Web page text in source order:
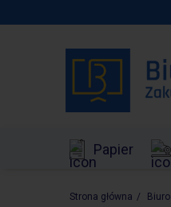
Papier
Strona główna / Biuro